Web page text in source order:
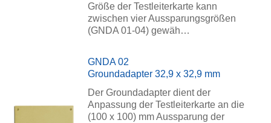
Größe der Testleiterkarte kann
zwischen vier Aussparungsgrößen
(GNDA 01-04) gewäh…
GNDA 02
Groundadapter 32,9 x 32,9 mm
Der Groundadapter dient der
Anpassung der Testleiterkarte an die
(100 x 100) mm Aussparung der